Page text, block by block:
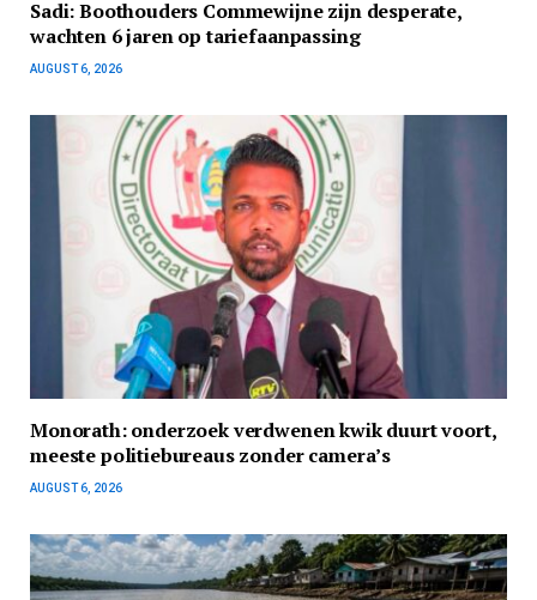
Sadi: Boothouders Commewijne zijn desperate,
wachten 6 jaren op tariefaanpassing
AUGUST 6, 2026
Monorath: onderzoek verdwenen kwik duurt voort,
meeste politiebureaus zonder camera’s
AUGUST 6, 2026